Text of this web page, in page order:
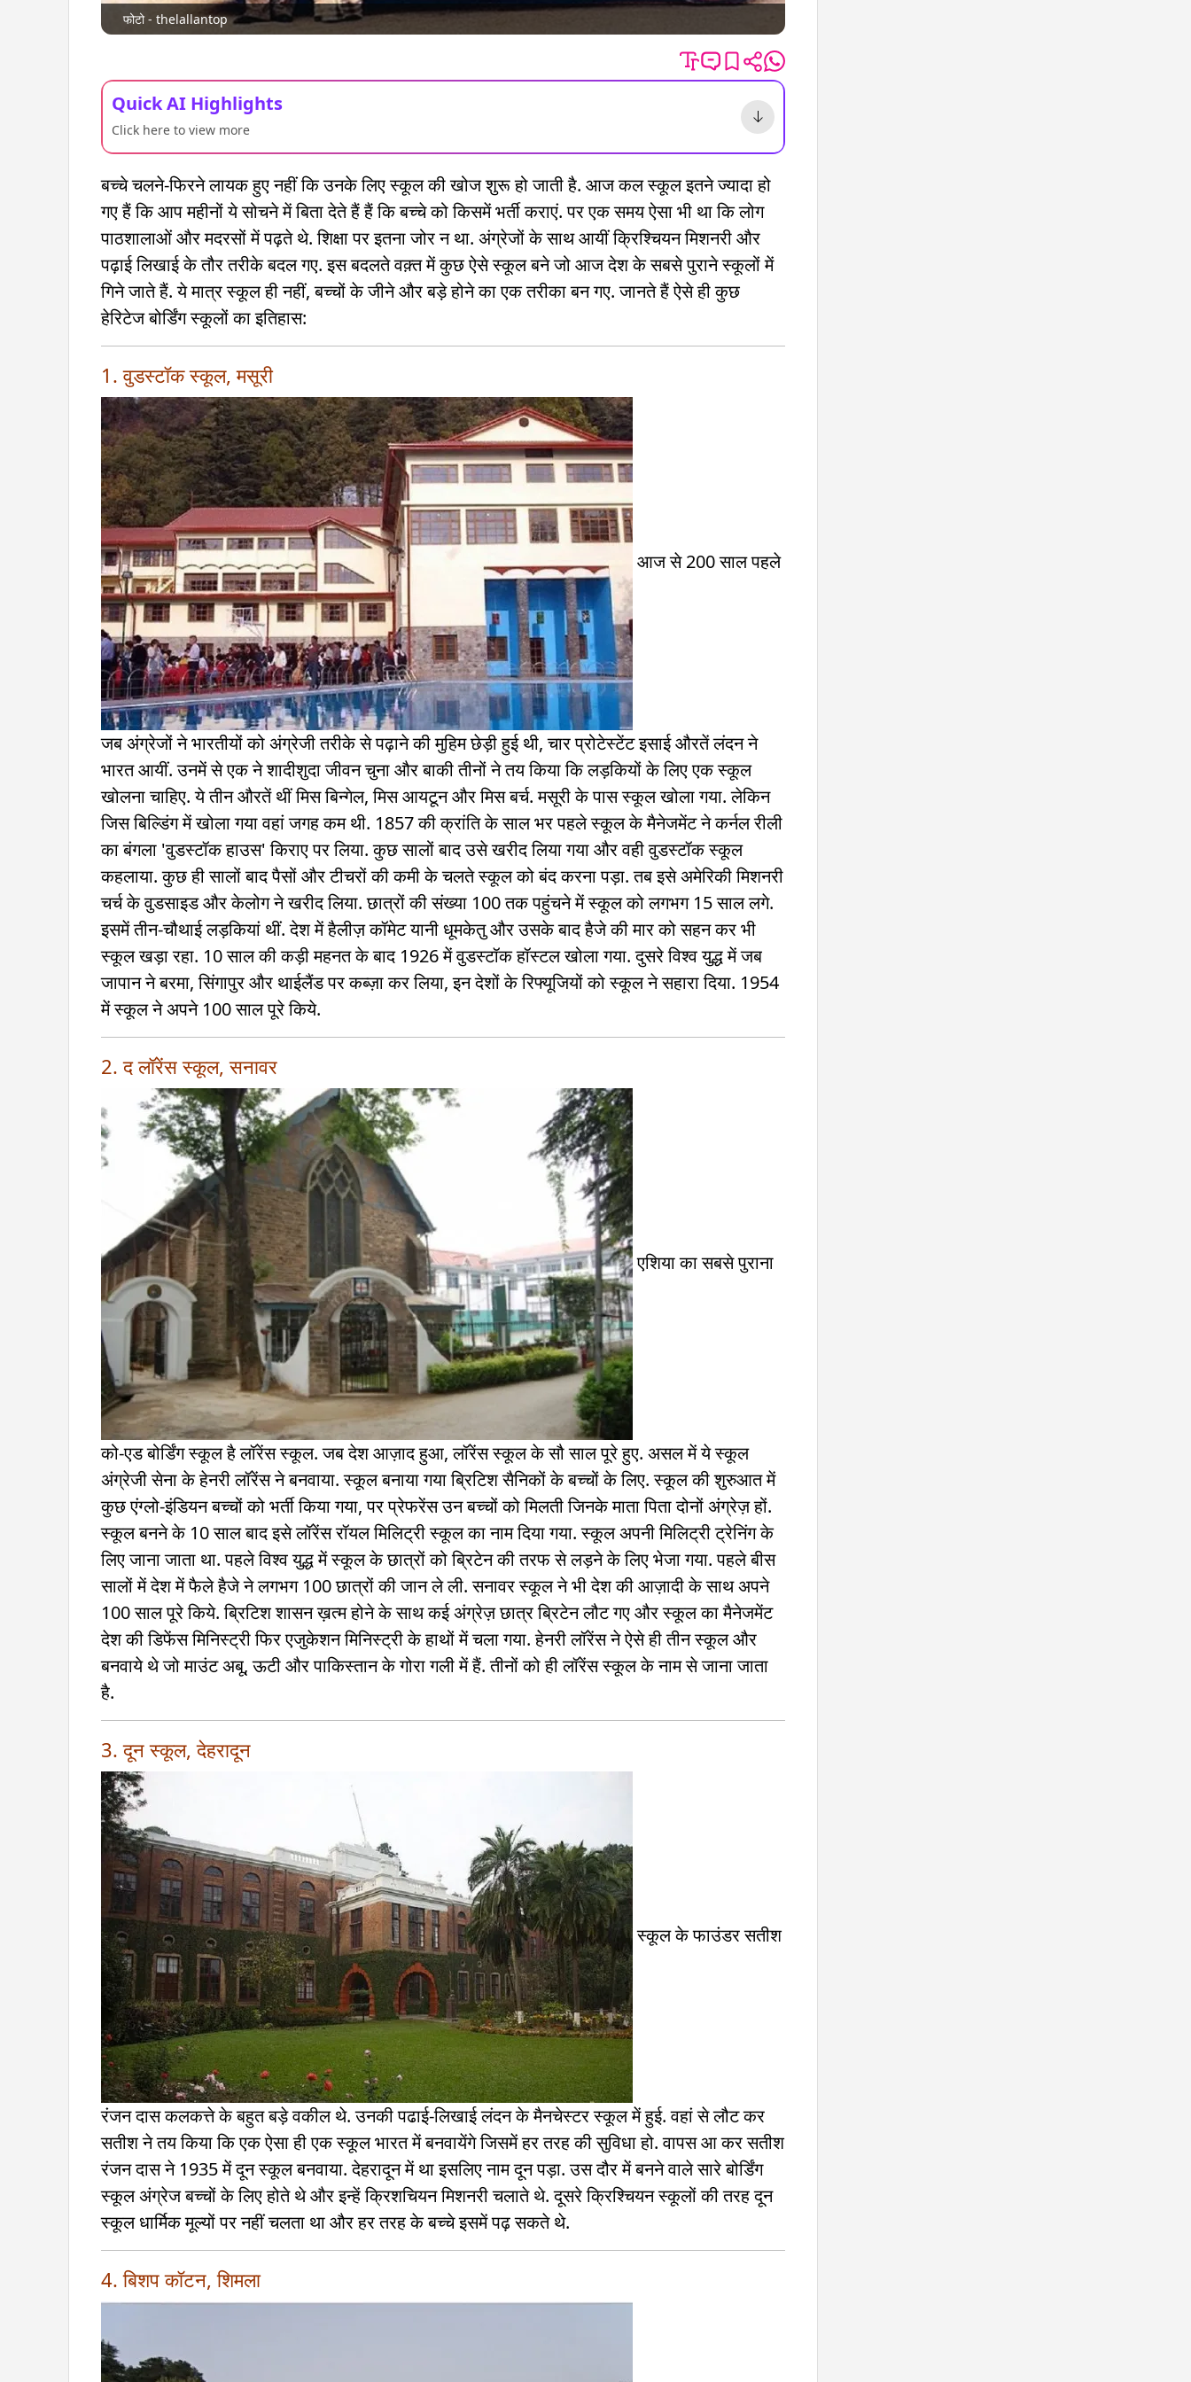
फोटो - thelallantop
Quick AI Highlights
Click here to view more
बच्चे चलने-फिरने लायक हुए नहीं कि उनके लिए स्कूल की खोज शुरू हो जाती है. आज कल स्कूल इतने ज्यादा हो
गए हैं कि आप महीनों ये सोचने में बिता देते हैं हैं कि बच्चे को किसमें भर्ती कराएं. पर एक समय ऐसा भी था कि लोग
पाठशालाओं और मदरसों में पढ़ते थे. शिक्षा पर इतना जोर न था. अंग्रेजों के साथ आयीं क्रिश्चियन मिशनरी और
पढ़ाई लिखाई के तौर तरीके बदल गए. इस बदलते वक़्त में कुछ ऐसे स्कूल बने जो आज देश के सबसे पुराने स्कूलों में
गिने जाते हैं. ये मात्र स्कूल ही नहीं, बच्चों के जीने और बड़े होने का एक तरीका बन गए. जानते हैं ऐसे ही कुछ
हेरिटेज बोर्डिंग स्कूलों का इतिहास:
1. वुडस्टॉक स्कूल, मसूरी
आज से 200 साल पहले
जब अंग्रेजों ने भारतीयों को अंग्रेजी तरीके से पढ़ाने की मुहिम छेड़ी हुई थी, चार प्रोटेस्टेंट इसाई औरतें लंदन ने
भारत आयीं. उनमें से एक ने शादीशुदा जीवन चुना और बाकी तीनों ने तय किया कि लड़कियों के लिए एक स्कूल
खोलना चाहिए. ये तीन औरतें थीं मिस बिन्गेल, मिस आयटून और मिस बर्च. मसूरी के पास स्कूल खोला गया. लेकिन
जिस बिल्डिंग में खोला गया वहां जगह कम थी. 1857 की क्रांति के साल भर पहले स्कूल के मैनेजमेंट ने कर्नल रीली
का बंगला 'वुडस्टॉक हाउस' किराए पर लिया. कुछ सालों बाद उसे खरीद लिया गया और वही वुडस्टॉक स्कूल
कहलाया. कुछ ही सालों बाद पैसों और टीचरों की कमी के चलते स्कूल को बंद करना पड़ा. तब इसे अमेरिकी मिशनरी
चर्च के वुडसाइड और केलोग ने खरीद लिया. छात्रों की संख्या 100 तक पहुंचने में स्कूल को लगभग 15 साल लगे.
इसमें तीन-चौथाई लड़कियां थीं. देश में हैलीज़ कॉमेट यानी धूमकेतु और उसके बाद हैजे की मार को सहन कर भी
स्कूल खड़ा रहा. 10 साल की कड़ी महनत के बाद 1926 में वुडस्टॉक हॉस्टल खोला गया. दुसरे विश्व युद्ध में जब
जापान ने बरमा, सिंगापुर और थाईलैंड पर कब्ज़ा कर लिया, इन देशों के रिफ्यूजियों को स्कूल ने सहारा दिया. 1954
में स्कूल ने अपने 100 साल पूरे किये.
2. द लॉरेंस स्कूल, सनावर
एशिया का सबसे पुराना
को-एड बोर्डिंग स्कूल है लॉरेंस स्कूल. जब देश आज़ाद हुआ, लॉरेंस स्कूल के सौ साल पूरे हुए. असल में ये स्कूल
अंग्रेजी सेना के हेनरी लॉरेंस ने बनवाया. स्कूल बनाया गया ब्रिटिश सैनिकों के बच्चों के लिए. स्कूल की शुरुआत में
कुछ एंग्लो-इंडियन बच्चों को भर्ती किया गया, पर प्रेफरेंस उन बच्चों को मिलती जिनके माता पिता दोनों अंग्रेज़ हों.
स्कूल बनने के 10 साल बाद इसे लॉरेंस रॉयल मिलिट्री स्कूल का नाम दिया गया. स्कूल अपनी मिलिट्री ट्रेनिंग के
लिए जाना जाता था. पहले विश्व युद्ध में स्कूल के छात्रों को ब्रिटेन की तरफ से लड़ने के लिए भेजा गया. पहले बीस
सालों में देश में फैले हैजे ने लगभग 100 छात्रों की जान ले ली. सनावर स्कूल ने भी देश की आज़ादी के साथ अपने
100 साल पूरे किये. ब्रिटिश शासन ख़त्म होने के साथ कई अंग्रेज़ छात्र ब्रिटेन लौट गए और स्कूल का मैनेजमेंट
देश की डिफेंस मिनिस्ट्री फिर एजुकेशन मिनिस्ट्री के हाथों में चला गया. हेनरी लॉरेंस ने ऐसे ही तीन स्कूल और
बनवाये थे जो माउंट अबू, ऊटी और पाकिस्तान के गोरा गली में हैं. तीनों को ही लॉरेंस स्कूल के नाम से जाना जाता
है.
3. दून स्कूल, देहरादून
स्कूल के फाउंडर सतीश
रंजन दास कलकत्ते के बहुत बड़े वकील थे. उनकी पढाई-लिखाई लंदन के मैनचेस्टर स्कूल में हुई. वहां से लौट कर
सतीश ने तय किया कि एक ऐसा ही एक स्कूल भारत में बनवायेंगे जिसमें हर तरह की सुविधा हो. वापस आ कर सतीश
रंजन दास ने 1935 में दून स्कूल बनवाया. देहरादून में था इसलिए नाम दून पड़ा. उस दौर में बनने वाले सारे बोर्डिंग
स्कूल अंग्रेज बच्चों के लिए होते थे और इन्हें क्रिशचियन मिशनरी चलाते थे. दूसरे क्रिश्चियन स्कूलों की तरह दून
स्कूल धार्मिक मूल्यों पर नहीं चलता था और हर तरह के बच्चे इसमें पढ़ सकते थे.
4. बिशप कॉटन, शिमला